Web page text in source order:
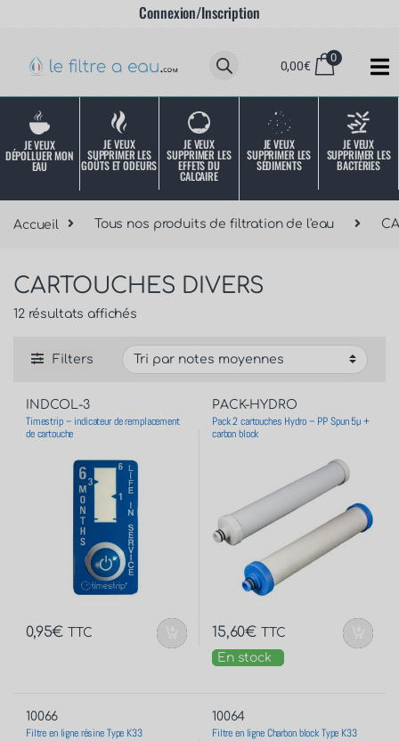
Connexion/Inscription
0,00€
0
JE VEUX
DÉPOLLUER MON
EAU
JE VEUX
SUPPRIMER LES
GOÛTS ET ODEURS
JE VEUX
SUPPRIMER LES
EFFETS DU
CALCAIRE
JE VEUX
SUPPRIMER LES
SÉDIMENTS
JE VEUX
SUPPRIMER LES
BACTÉRIES
Accueil Tous nos produits de filtration de l'eau
CARTOUCHES DIVERS
12 résultats affichés
Filters
INDCOL-3
Timestrip – indicateur de remplacement
de cartouche
0,95€ TTC
PACK-HYDRO
Pack 2 cartouches Hydro – PP Spun 5µ +
carbon block
15,60€ TTC
En stock
10066
Filtre en ligne résine Type K33
10064
Filtre en ligne Charbon block Type K33